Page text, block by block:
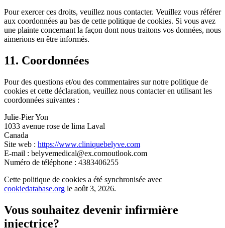
Pour exercer ces droits, veuillez nous contacter. Veuillez vous référer
aux coordonnées au bas de cette politique de cookies. Si vous avez
une plainte concernant la façon dont nous traitons vos données, nous
aimerions en être informés.
11. Coordonnées
Pour des questions et/ou des commentaires sur notre politique de
cookies et cette déclaration, veuillez nous contacter en utilisant les
coordonnées suivantes :
Julie-Pier Yon
1033 avenue rose de lima Laval
Canada
Site web : https://www.cliniquebelyve.com
E-mail : belyvemedical@ex.comoutlook.com
Numéro de téléphone : 4383406255
Cette politique de cookies a été synchronisée avec
cookiedatabase.org le août 3, 2026.
Vous souhaitez devenir infirmière
injectrice?